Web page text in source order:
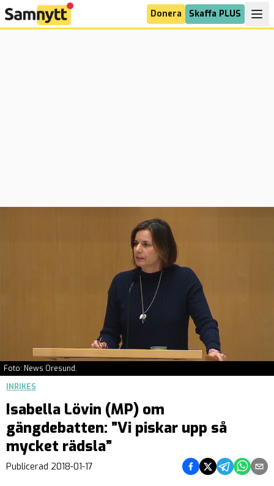
Donera Skaffa PLUS
Foto: News Oresund.
INRIKES
Isabella Lövin (MP) om
gängdebatten: ”Vi piskar upp så
mycket rädsla”
Publicerad 2018-01-17 Dela på Facebook
Dela på Twitter
Dela påDela på
Dela